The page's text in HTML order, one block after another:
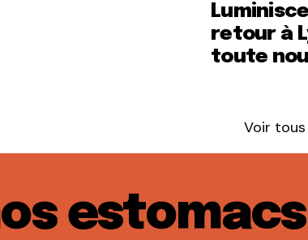
retour à
toute
Voir
estomacs